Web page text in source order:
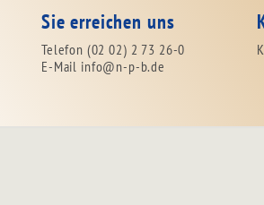
Sie erreichen uns
Telefon (02 02) 2 73 26-0
E-Mail info@n-p-b.de